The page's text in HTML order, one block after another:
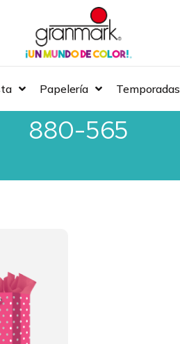
Papelería Temporadas
880-565